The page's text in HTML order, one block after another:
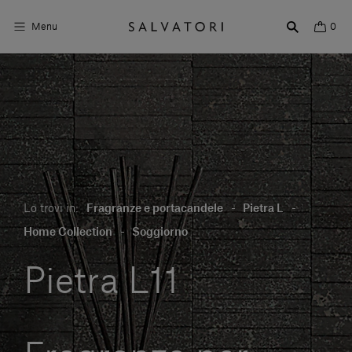
Menu 0
Superfici
Arredo bagno
Arredo casa
Ambienti
Shop the Look
Storie di Design
Chi siamo
Vieni a trovarci
Lo trovi in: Fragranze e portacandele - Pietra L -
Home Collection - Soggiorno
Pietra L11